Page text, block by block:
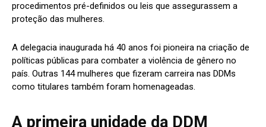
procedimentos pré-definidos ou leis que assegurassem a
proteção das mulheres.
A delegacia inaugurada há 40 anos foi pioneira na criação de
políticas públicas para combater a violência de gênero no
país. Outras 144 mulheres que fizeram carreira nas DDMs
como titulares também foram homenageadas.
A primeira unidade da DDM